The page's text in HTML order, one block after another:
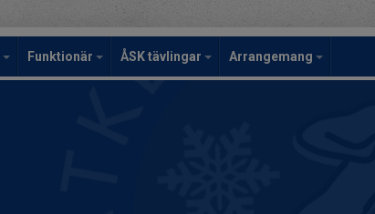
Funktionär ÅSK tävlingar Arrangemang